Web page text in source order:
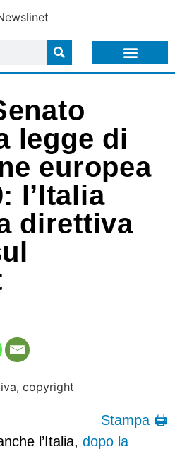
legge di
europea
l’Italia
direttiva
Stampa 🖨
l’Italia, dopo la